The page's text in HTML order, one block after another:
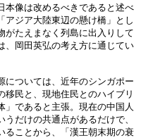
本像は改めるべきであると述べ
アジア大陸東辺の懸け橋」とし
がたえまなく列島に出入りして
、岡田英弘の考え方に通じてい
については、近年のシンガポー
移民と、現地住民とのハイブリ
」であると主張。現在の中国人
うだけの共通点があるだけで、
ることから、「漢王朝末期の衰